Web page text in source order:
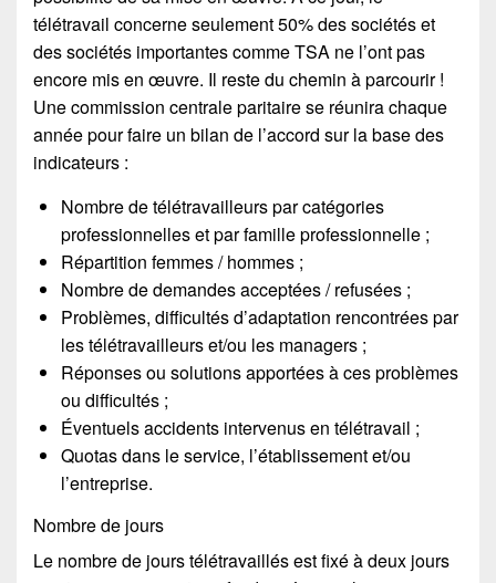
télétravail concerne seulement 50% des sociétés et
des sociétés importantes comme TSA ne l’ont pas
encore mis en œuvre. Il reste du chemin à parcourir !
Une commission centrale paritaire se réunira chaque
année pour faire un bilan de l’accord sur la base des
indicateurs :
Nombre de télétravailleurs par catégories
professionnelles et par famille professionnelle ;
Répartition femmes / hommes ;
Nombre de demandes acceptées / refusées ;
Problèmes, difficultés d’adaptation rencontrées par
les télétravailleurs et/ou les managers ;
Réponses ou solutions apportées à ces problèmes
ou difficultés ;
Éventuels accidents intervenus en télétravail ;
Quotas dans le service, l’établissement et/ou
l’entreprise.
Nombre de jours
Le nombre de jours télétravaillés est fixé à deux jours